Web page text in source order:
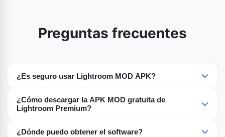
Preguntas frecuentes
¿Es seguro usar Lightroom MOD APK?
¿Cómo descargar la APK MOD gratuita de
Lightroom Premium?
¿Dónde puedo obtener el software?